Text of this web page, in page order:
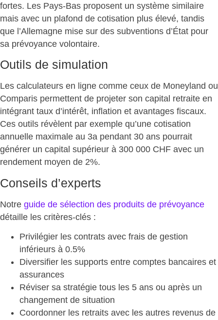
fortes. Les Pays-Bas proposent un système similaire
mais avec un plafond de cotisation plus élevé, tandis
que l’Allemagne mise sur des subventions d’État pour
sa prévoyance volontaire.
Outils de simulation
Les calculateurs en ligne comme ceux de Moneyland ou
Comparis permettent de projeter son capital retraite en
intégrant taux d’intérêt, inflation et avantages fiscaux.
Ces outils révèlent par exemple qu’une cotisation
annuelle maximale au 3a pendant 30 ans pourrait
générer un capital supérieur à 300 000 CHF avec un
rendement moyen de 2%.
Conseils d’experts
Notre guide de sélection des produits de prévoyance
détaille les critères-clés :
Privilégier les contrats avec frais de gestion
inférieurs à 0.5%
Diversifier les supports entre comptes bancaires et
assurances
Réviser sa stratégie tous les 5 ans ou après un
changement de situation
Coordonner les retraits avec les autres revenus de